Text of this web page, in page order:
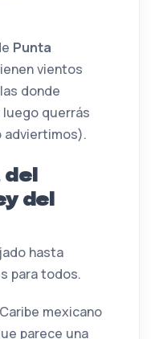
Punta
vientos
donde
luego querrás
adviertimos).
del
del
hasta
para todos.
mexicano
parece una